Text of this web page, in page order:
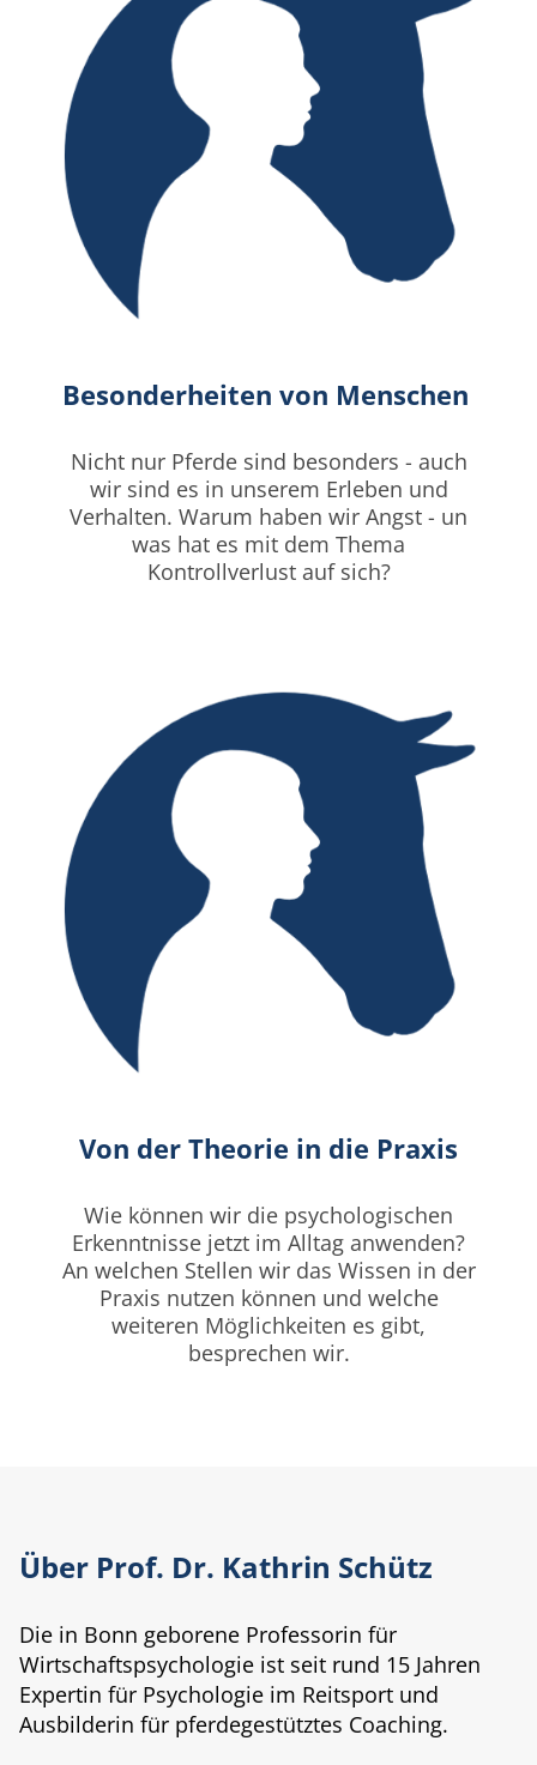
Besonderheiten von Menschen
Nicht nur Pferde sind besonders - auch
wir sind es in unserem Erleben und
Verhalten. Warum haben wir Angst - un
was hat es mit dem Thema
Kontrollverlust auf sich?
Von der Theorie in die Praxis
Wie können wir die psychologischen
Erkenntnisse jetzt im Alltag anwenden?
An welchen Stellen wir das Wissen in der
Praxis nutzen können und welche
weiteren Möglichkeiten es gibt,
besprechen wir.
Über Prof. Dr. Kathrin Schütz
Die in Bonn geborene Professorin für
Wirtschaftspsychologie ist seit rund 15 Jahren
Expertin für Psychologie im Reitsport und
Ausbilderin für pferdegestütztes Coaching.